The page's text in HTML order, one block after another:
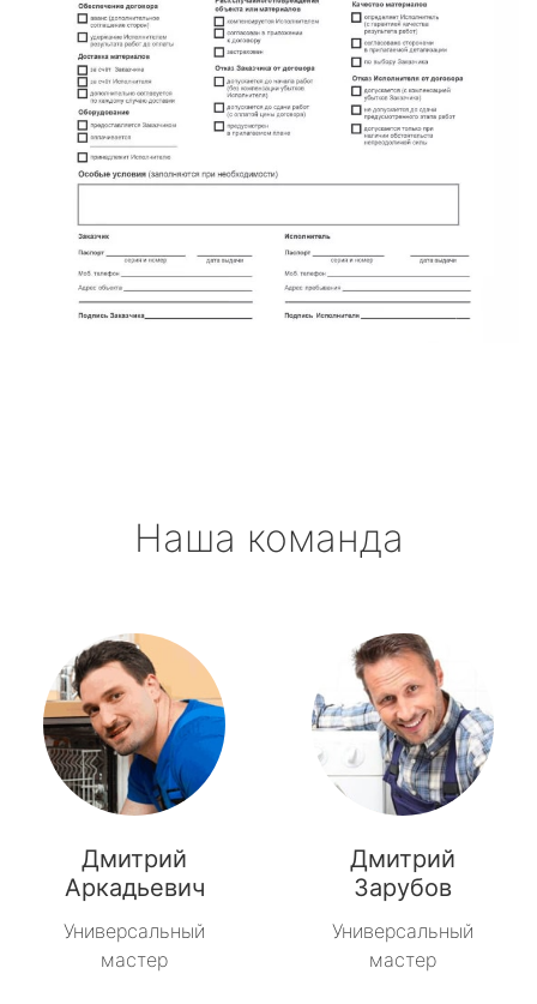
Наша команда
Дмитрий
Аркадьевич
Универсальный
мастер
Дмитрий
Зарубов
Универсальный
мастер